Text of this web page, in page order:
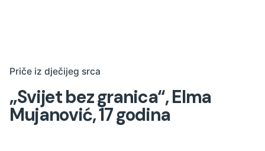
Priče iz dječijeg srca
„Svijet bez granica“, Elma
Mujanović, 17 godina